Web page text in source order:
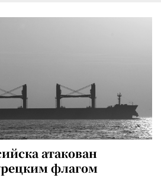
атакован
флагом